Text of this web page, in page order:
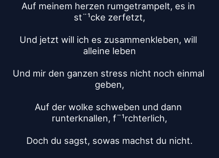
Auf meinem herzen rumgetrampelt, es in
st¨¹cke zerfetzt,
Und jetzt will ich es zusammenkleben, will
alleine leben
Und mir den ganzen stress nicht noch einmal
geben,
Auf der wolke schweben und dann
runterknallen, f¨¹rchterlich,
Doch du sagst, sowas machst du nicht.